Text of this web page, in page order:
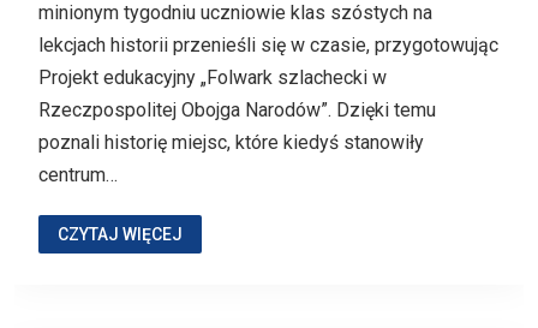
minionym tygodniu uczniowie klas szóstych na
lekcjach historii przenieśli się w czasie, przygotowując
Projekt edukacyjny „Folwark szlachecki w
Rzeczpospolitej Obojga Narodów”. Dzięki temu
poznali historię miejsc, które kiedyś stanowiły
centrum…
CZYTAJ WIĘCEJ